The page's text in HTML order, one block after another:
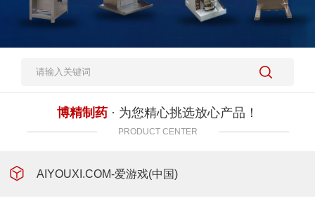
人才招聘
博精制药 · 为您精心挑选放心产品！
PRODUCT CENTER
AIYOUXI.COM-爱游戏(中国)